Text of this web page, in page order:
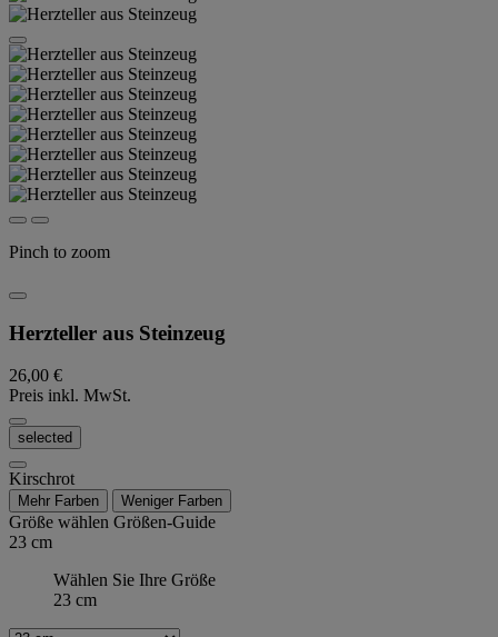
Pinch to zoom
Herzteller aus Steinzeug
26,00 €
Preis inkl. MwSt.
selected
Kirschrot
Mehr Farben Weniger Farben
Größe wählen Größen-Guide
23 cm
Wählen Sie Ihre Größe
23 cm